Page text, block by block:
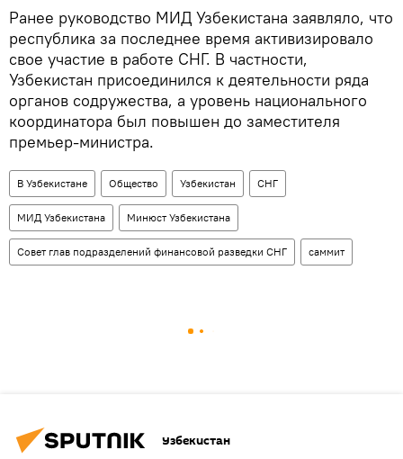
Ранее руководство МИД Узбекистана заявляло, что
республика за последнее время активизировало
свое участие в работе СНГ. В частности,
Узбекистан присоединился к деятельности ряда
органов содружества, а уровень национального
координатора был повышен до заместителя
премьер-министра.
В Узбекистане Общество Узбекистан СНГ
МИД Узбекистана Минюст Узбекистана
Совет глав подразделений финансовой разведки СНГ саммит
Узбекистан